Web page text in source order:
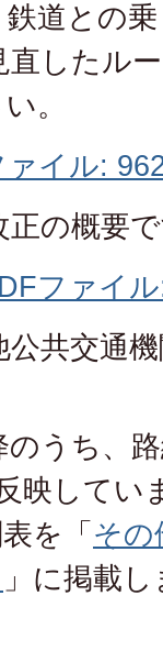
道との
したル
。
イル:
の概要
ファイ
共交通
うち、
映してい
を「 その
」に掲載